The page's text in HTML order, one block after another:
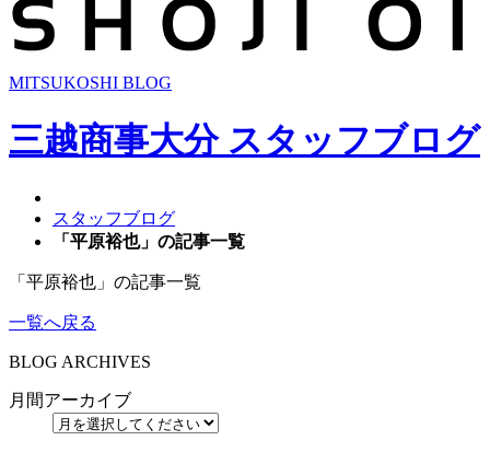
MITSUKOSHI BLOG
三越商事大分 スタッフブログ
スタッフブログ
「平原裕也」の記事一覧
「 平原裕也 」の記事一覧
一覧へ戻る
BLOG ARCHIVES
月間アーカイブ